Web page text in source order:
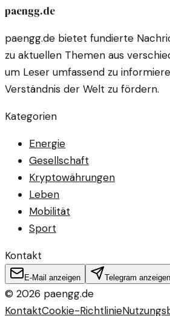
paengg.de
paengg.de bietet fundierte
zu aktuellen Themen aus
um Leser umfassend zu
Verständnis der Welt zu fördern.
Kategorien
Energie
Gesellschaft
Kryptowährungen
Leben
Mobilität
Sport
Kontakt
E-Mail anzeigen Telegram anzeigen
© 2026 paengg.de
KontaktCookie-Richtlinie